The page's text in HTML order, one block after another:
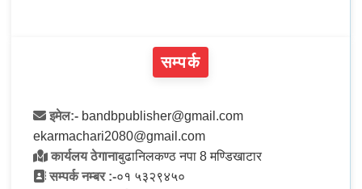
सम्पर्क
इमेल:- bandbpublisher@gmail.com
ekarmachari2080@gmail.com
कार्यलय ठेगानाबुढानिलकण्ठ नपा 8 मण्डिखाटार
सम्पर्क नम्बर :-०१ ५३२९४५०